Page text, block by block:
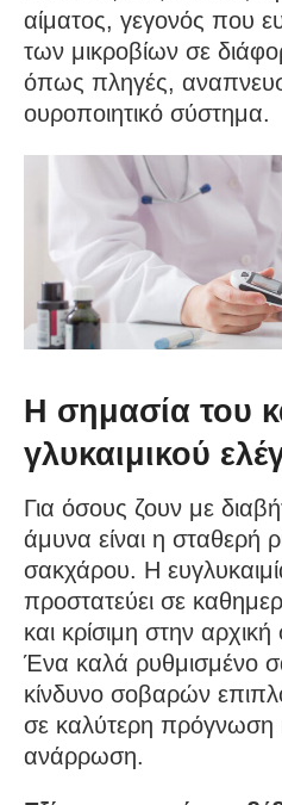
αίματος, γεγονός που
των μικροβίων σε
όπως πληγές,
ουροποιητικό σύστημα.
Η σημασία του
γλυκαιμικού
Για όσους ζουν με
άμυνα είναι η σταθερή
σακχάρου. Η
προστατεύει σε
και κρίσιμη στην
Ένα καλά ρυθμισμένο
κίνδυνο σοβαρών
σε καλύτερη πρόγνωση
ανάρρωση.